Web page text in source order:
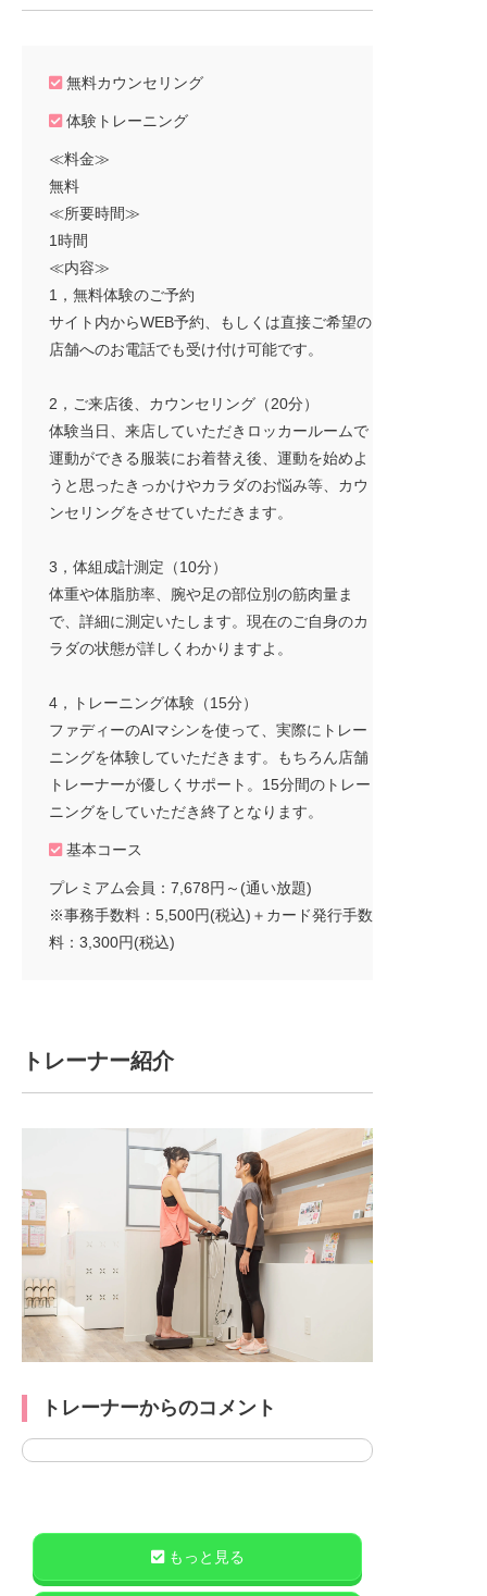
無料カウンセリング
体験トレーニング
≪料金≫
無料
≪所要時間≫
1時間
≪内容≫
1，無料体験のご予約
サイト内からWEB予約、もしくは直接ご希望の
店舗へのお電話でも受け付け可能です。
2，ご来店後、カウンセリング（20分）
体験当日、来店していただきロッカールームで
運動ができる服装にお着替え後、運動を始めよ
うと思ったきっかけやカラダのお悩み等、カウ
ンセリングをさせていただきます。
3，体組成計測定（10分）
体重や体脂肪率、腕や足の部位別の筋肉量ま
で、詳細に測定いたします。現在のご自身のカ
ラダの状態が詳しくわかりますよ。
4，トレーニング体験（15分）
ファディーのAIマシンを使って、実際にトレー
ニングを体験していただきます。もちろん店舗
トレーナーが優しくサポート。15分間のトレー
ニングをしていただき終了となります。
基本コース
プレミアム会員：7,678円～(通い放題)
※事務手数料：5,500円(税込)＋カード発行手数
料：3,300円(税込)
トレーナー紹介
トレーナーからのコメント
もっと見る